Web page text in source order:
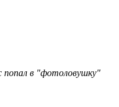
попал в "фотоловушку"